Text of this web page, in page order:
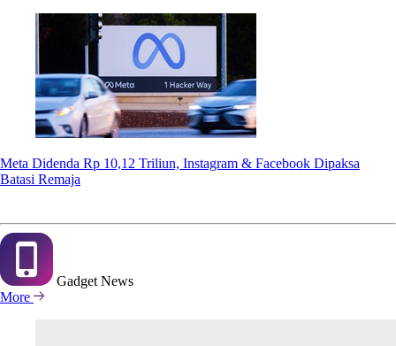
Meta Didenda Rp 10,12 Triliun, Instagram & Facebook Dipaksa
Batasi Remaja
GadgetNews
More